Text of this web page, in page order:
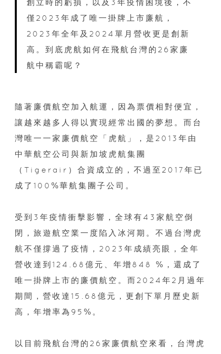
創立時的虧損，以及3年疫情困境後，不
僅2023年成了唯一掛牌上市廉航，
2023年全年及2024單月營收更是創新
高。到底虎航如何在飛航台灣的26家廉
航中稱霸呢？
隨著廉價航空加入航運，因為票價相對便宜，
讓越來越多人得以實現經常出國的夢想。而台
灣唯一一家廉價航空「虎航」，是2013年由
中華航空公司與新加坡虎航集團
（Tigerair）合資成立的，不過至2017年已
成了100%華航集團子公司。
受到3年疫情衝擊影響，全球有43家航空倒
閉，旅遊航空業一度陷入冰河期。不過台灣虎
航不僅撐過了疫情，2023年成績亮眼，全年
營收達到124.68億元、年增848 %，還成了
唯一掛牌上市的廉價航空。而2024年2月過年
期間，營收達15.68億元，更創下單月歷史新
高，年增率為95%。
以目前飛航台灣的26家廉價航空來看，台灣虎